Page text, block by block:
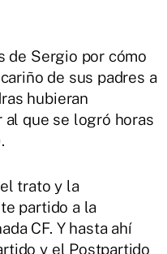
de Sergio por cómo
de sus padres a
hubieran
que se logró horas
trato y la
partido a la
CF. Y hasta ahí
y el Postpartido